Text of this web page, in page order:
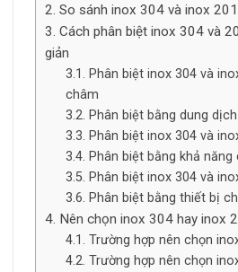
So sánh inox 304 và inox
Cách phân biệt inox 304 và
giản
Phân biệt inox 304 và
châm
Phân biệt bằng dung
Phân biệt inox 304 và
Phân biệt bằng khả năng
Phân biệt inox 304 và
Phân biệt bằng thiết bị
Nên chọn inox 304 hay inox
Trường hợp nên chọn
Trường hợp nên chọn